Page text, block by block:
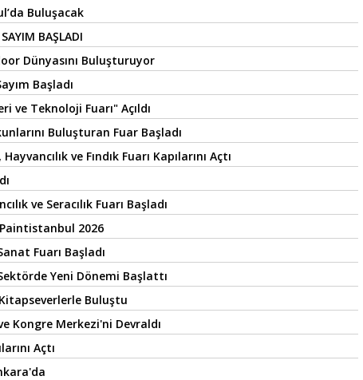
Buluşacak
BAŞLADI
Dünyasını Buluşturuyor
Başladı
ve Teknoloji Fuarı" Açıldı
Buluşturan Fuar Başladı
ve Fındık Fuarı Kapılarını Açtı
ve Seracılık Fuarı Başladı
2026
Fuarı Başladı
Yeni Dönemi Başlattı
Buluştu
Kongre Merkezi'ni Devraldı
Açtı